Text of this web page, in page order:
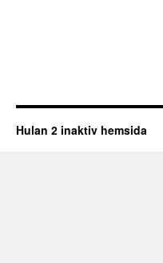
Hulan 2 inaktiv hemsida